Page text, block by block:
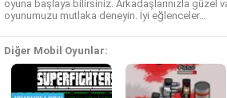
oyuna başlaya bilirsiniz. Arkadaşlarınızla güzel
oyunumuzu mutlaka deneyin. İyi eğlenceler…
Diğer Mobil Oyunlar: